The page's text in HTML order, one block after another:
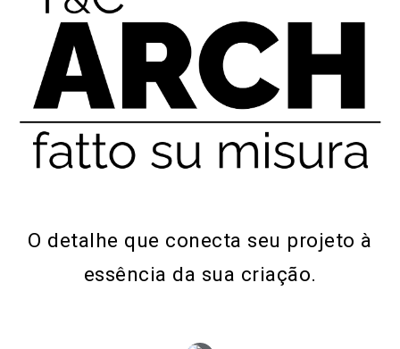
O detalhe que conecta seu projeto à
essência da sua criação.